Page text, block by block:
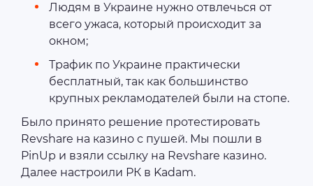
Людям в Украине нужно отвлечься от
всего ужаса, который происходит за
окном;
Трафик по Украине практически
бесплатный, так как большинство
крупных рекламодателей были на стопе.
Было принято решение протестировать
Revshare на казино с пушей. Мы пошли в
PinUp и взяли ссылку на Revshare казино.
Далее настроили РК в Kadam.